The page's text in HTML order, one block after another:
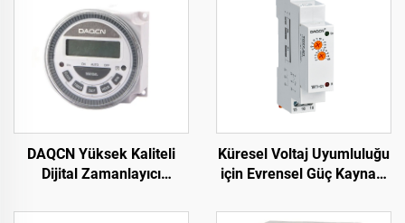
DAQCN Yüksek Kaliteli
Dijital Zamanlayıcı
Zamanlayıcı TM-619LHN
Küresel Voltaj Uyumluluğu
için Evrensel Güç Kaynağı
AC/DC